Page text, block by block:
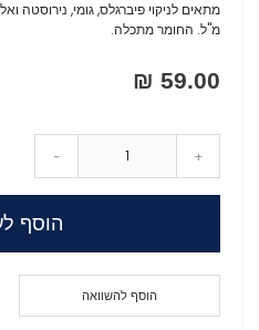
מ"ל. החומר מתכלה.
59.00 ₪
- +
הוסף
הוסף להשוואה